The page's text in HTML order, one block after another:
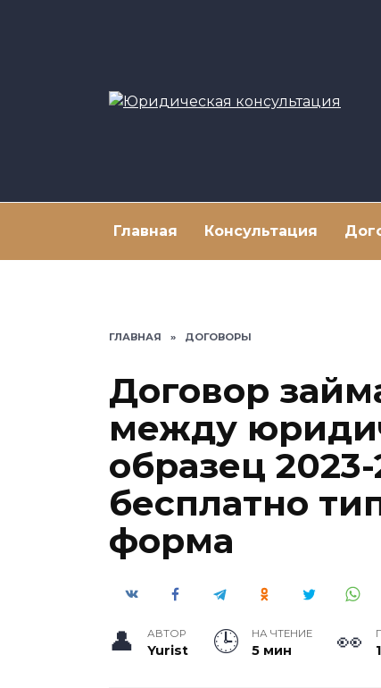
Главная Консультация
ГЛАВНАЯ » ДОГОВОРЫ
Договор
между
образец
бесплатно
форма
АВТОР
Yurist
НА ЧТЕНИЕ
5 мин